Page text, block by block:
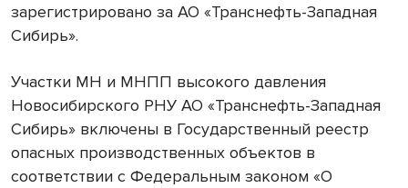
зарегистрировано за АО «Транснефть-Западная
Сибирь».
Участки МН и МНПП высокого давления
Новосибирского РНУ АО «Транснефть-Западная
Сибирь» включены в Государственный реестр
опасных производственных объектов в
соответствии с Федеральным законом «О